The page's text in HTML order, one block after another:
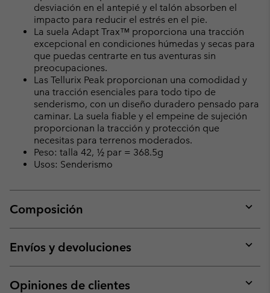
desviación en el antepié y el talón absorben el
impacto para reducir el estrés en el pie.
La suela Adapt Trax™ proporciona una tracción
excepcional en condiciones húmedas y secas para
que puedas centrarte en tus aventuras sin
preocupaciones.
Las Tellurix Peak proporcionan una comodidad y
una tracción esenciales para todo tipo de
senderismo, con un diseño duradero pensado para
caminar. La suela fiable y el empeine de sujeción
proporcionan la tracción y protección que
necesitas para terrenos moderados.
Peso: talla 42, ½ par = 368.5g
Usos: Senderismo
Composición
or
Envíos y devoluciones
or
Opiniones de clientes